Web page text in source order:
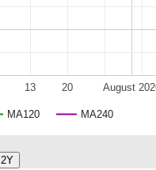
MA120 MA240
August
13 20